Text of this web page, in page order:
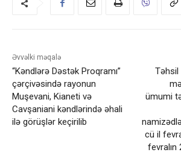
Əvvəlki məqalə
“Kəndlərə Dəstək Proqramı”
çərçivəsində rayonun
Muşevani, Kianeti və
Cavşaniani kəndlərində əhali
ilə görüşlər keçirilib
Təhsil
ümumi
cü il